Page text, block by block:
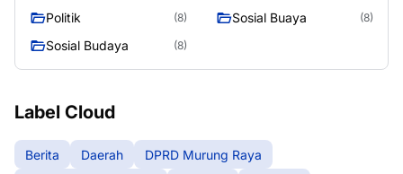
Raya
RayaPemkab
Politik (8) Sosial Buaya (8)
Sosial Budaya (8)
Label Cloud
Berita Daerah
DPRD Murung Raya